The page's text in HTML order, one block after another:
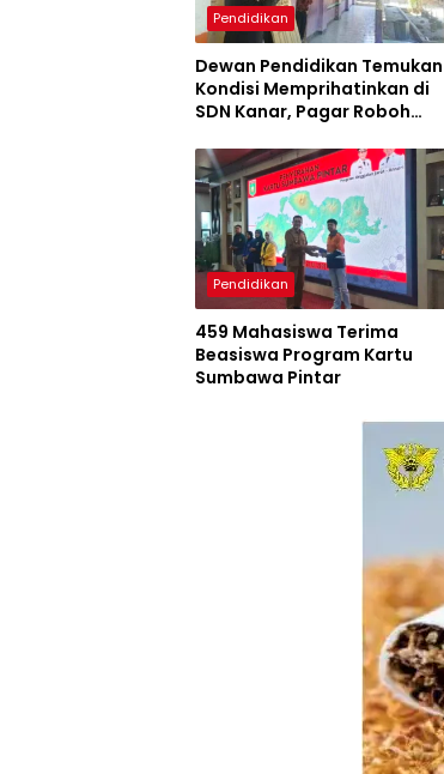
Pendidikan
Dewan Pendidikan Temukan
Kondisi Memprihatinkan di
SDN Kanar, Pagar Roboh
Memadai
Pendidikan
459 Mahasiswa Terima
Beasiswa Program Kartu
Sumbawa Pintar